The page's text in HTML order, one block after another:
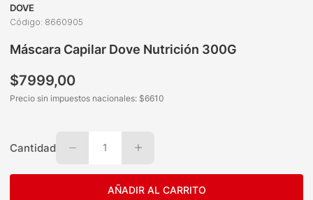
DOVE
Código: 8660905
Máscara Capilar Dove Nutrición 300G
$7999,00
Precio sin impuestos nacionales: $6610
Cantidad 1
AÑADIR AL CARRITO